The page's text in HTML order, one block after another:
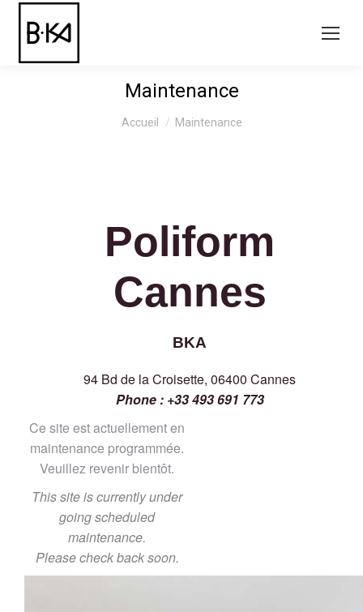
Maintenance
Vous êtes ici :
Accueil Maintenance
Poliform
Cannes
BKA
94 Bd de la Croisette, 06400 Cannes
Phone : +33 493 691 773
Ce site est actuellement en
maintenance programmée.
Veuillez revenir bientôt.
This site is currently under
going scheduled
maintenance.
Please check back soon.